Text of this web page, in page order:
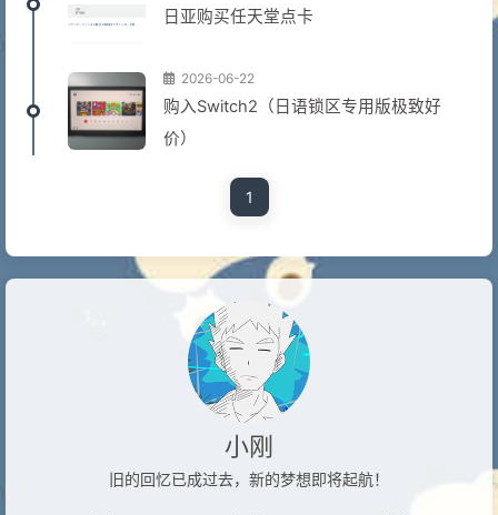
日亚购买任天堂点卡
2026-06-22
购入Switch2（日语锁区专用版极致好
价）
1
小刚
旧的回忆已成过去，新的梦想即将起航！